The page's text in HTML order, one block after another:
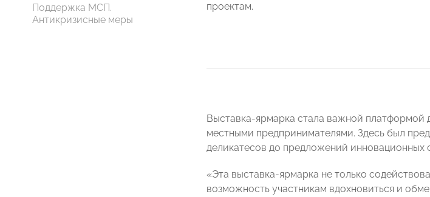
Поддержка МСП.
Антикризисные меры
проектам.
Выставка-ярмарка стала важной платформой
местными предпринимателями. Здесь был
деликатесов до предложений инновационных
«Эта выставка-ярмарка не только
возможность участникам вдохновиться и